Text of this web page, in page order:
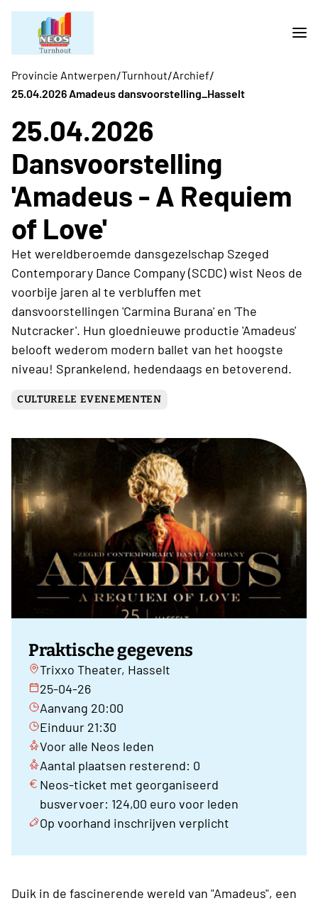
Provincie Antwerpen/Turnhout/Archief/
25.04.2026 Amadeus dansvoorstelling_Hasselt
25.04.2026
Dansvoorstelling
'Amadeus - A Requiem
of Love'
Het wereldberoemde dansgezelschap Szeged
Contemporary Dance Company (SCDC) wist Neos de
voorbije jaren al te verbluffen met
dansvoorstellingen 'Carmina Burana' en 'The
Nutcracker'. Hun gloednieuwe productie 'Amadeus'
belooft wederom modern ballet van het hoogste
niveau! Sprankelend, hedendaags en betoverend.
CULTURELE EVENEMENTEN
Praktische gegevens
Trixxo Theater, Hasselt
25-04-26
Aanvang 20:00
Einduur 21:30
Voor alle Neos leden
Aantal plaatsen resterend: 0
Neos-ticket met georganiseerd
busvervoer: 124,00 euro voor leden
Op voorhand inschrijven verplicht
Duik in de fascinerende wereld van "Amadeus", een